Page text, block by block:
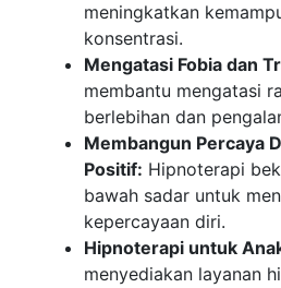
meningkatkan
konsentrasi.
Mengatasi Fobia dan
membantu mengatasi
berlebihan dan
Membangun Percaya
Positif: Hipnoterapi
bawah sadar untuk
kepercayaan diri.
Hipnoterapi untuk
menyediakan layanan